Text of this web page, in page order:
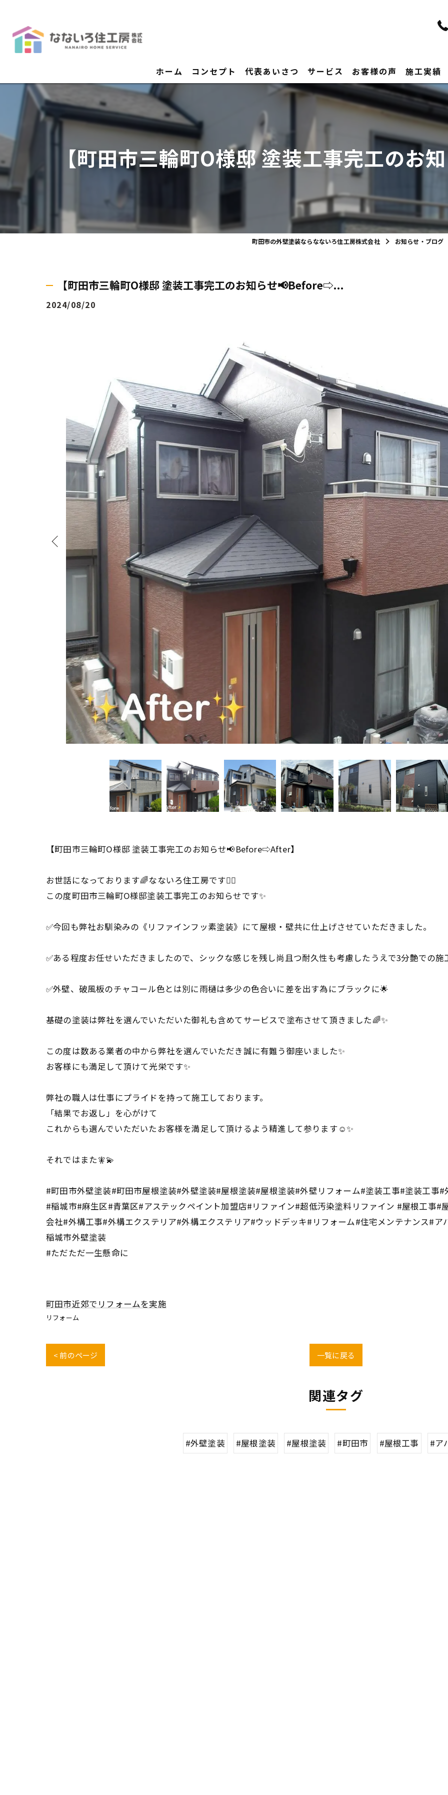
ホーム コンセプト 代表あいさつ サービス お客様の声 施工実績
【町田市三輪町O様邸 塗装工事完工の
町田市の外壁塗装ならなないろ住工房株式会社 お知らせ・ブログ
【町田市三輪町O様邸 塗装工事完工のお知らせ📢Before⇨...
2024/08/20
【町田市三輪町O様邸 塗装工事完工のお知らせ📢Before⇨After】
お世話になっております🌈なないろ住工房です🙋‍♀️
この度町田市三輪町O様邸塗装工事完工のお知らせです✨
✅今回も弊社お馴染みの《リファインフッ素塗装》にて屋根・壁共に仕上げさせていただきました。
✅ある程度お任せいただきましたので、シックな感じを残し尚且つ耐久性も考慮したうえで3分艶での施
✅外壁、破風板のチャコール色とは別に雨樋は多少の色合いに差を出す為にブラックに🌟
基礎の塗装は弊社を選んでいただいた御礼も含めてサービスで塗布させて頂きました🌈✨
この度は数ある業者の中から弊社を選んでいただき誠に有難う御座いました✨
お客様にも満足して頂けて光栄です✨
弊社の職人は仕事にプライドを持って施工しております。
「結果でお返し」を心がけて
これからも選んでいただいたお客様を満足して頂けるよう精進して参ります☺️✨
それではまた🧚💫
#町田市外壁塗装#町田市屋根塗装#外壁塗装#屋根塗装#屋根塗装#外壁リフォーム#塗装工事#塗装工事
#稲城市#麻生区#青葉区#アステックペイント加盟店#リファイン#超低汚染塗料リファイン #屋根工事#
会社#外構工事#外構エクステリア#外構エクステリア#ウッドデッキ#リフォーム#住宅メンテナンス#
稲城市外壁塗装
#ただただ一生懸命に
町田市近郊でリフォームを実施
リフォーム
< 前のページ 一覧に戻る
関連タグ
#外壁塗装 #屋根塗装 #屋根塗装 #町田市 #屋根工事 #ア